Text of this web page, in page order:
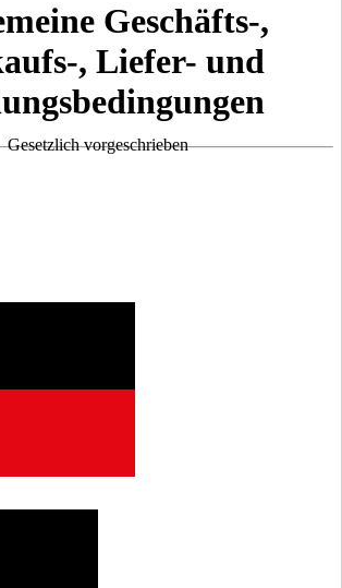
Geschäfts-,
, Liefer- und
Gesetzlich vorgeschrieben